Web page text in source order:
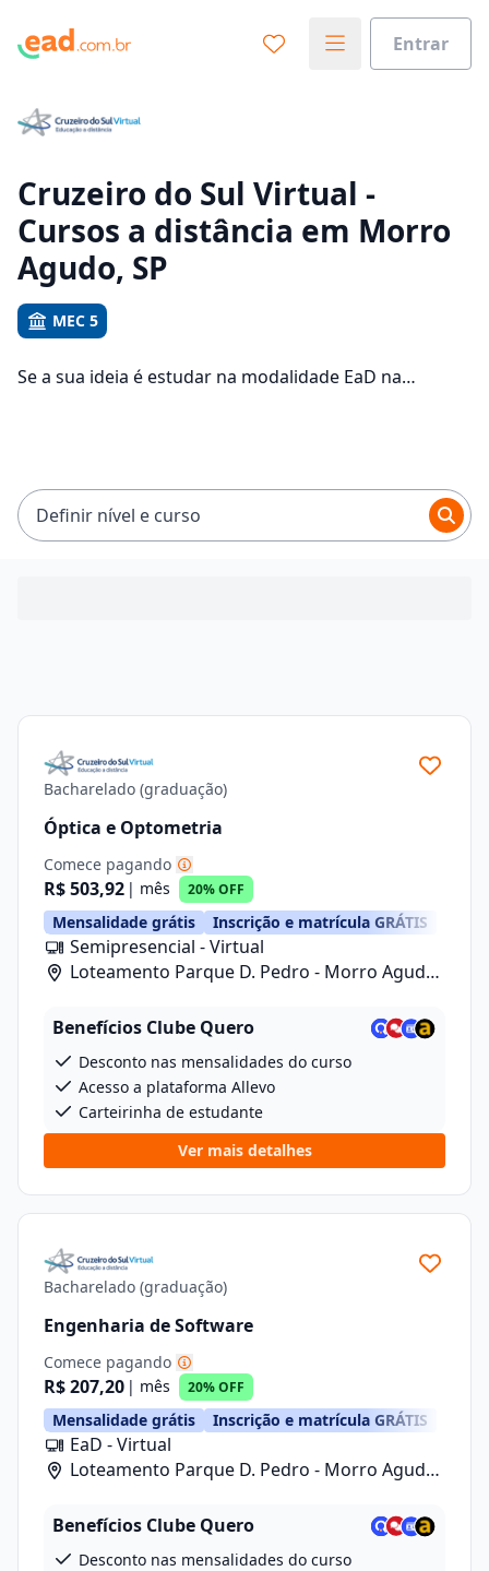
Entrar
Vamos te guiar no caminho ideal para seus estudos
Cruzeiro do Sul Virtual -
Cursos a distância em Morro
Agudo, SP
MEC 5
Se a sua ideia é estudar na modalidade EaD na
R$ 503,92.
Definir nível e curso
Bacharelado (graduação)
Óptica e Optometria
Comece pagando
R$ 503,92 | mês 20% OFF
Mensalidade grátis Inscrição e matrícula GRÁTIS
Semipresencial - Virtual
Loteamento Parque D. Pedro - Morro Agudo/
Benefícios Clube Quero
Desconto nas mensalidades do curso
Acesso a plataforma Allevo
Carteirinha de estudante
Ver mais detalhes
Bacharelado (graduação)
Engenharia de Software
Comece pagando
R$ 207,20 | mês 20% OFF
Mensalidade grátis Inscrição e matrícula GRÁTIS
EaD - Virtual
Loteamento Parque D. Pedro - Morro Agudo/
Benefícios Clube Quero
Desconto nas mensalidades do curso